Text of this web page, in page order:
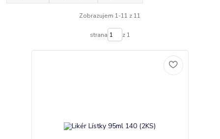
Zobrazujem 1-11 z 11
strana z 1